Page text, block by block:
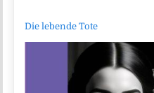
Die lebende Tote